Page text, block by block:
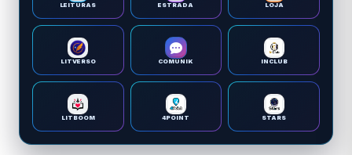
LEITURAS ESTRADA LOJA
LITVERSO COMUNIK INCLUB
LITBOOM 4POINT STARS